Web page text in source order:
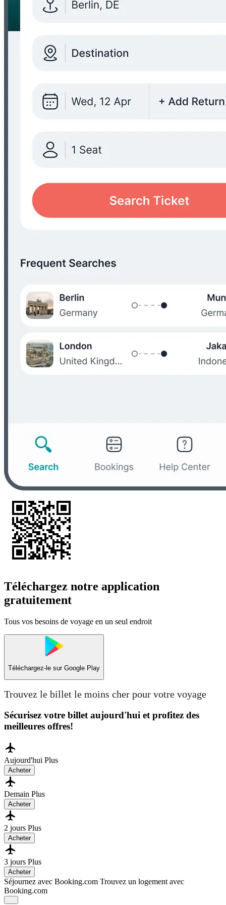
Téléchargez notre application
gratuitement
Tous vos besoins de voyage en un seul endroit
Téléchargez-le sur Google Play
Trouvez le billet le moins cher pour votre voyage
Sécurisez votre billet aujourd'hui et profitez des
meilleures offres!
Aujourd'hui Plus
Acheter
Demain Plus
Acheter
2 jours Plus
Acheter
3 jours Plus
Acheter
Séjournez avec Booking.com Trouvez un logement avec
Booking.com